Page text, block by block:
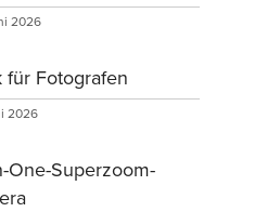
2026
für Fotografen
2026
One-Superzoom-